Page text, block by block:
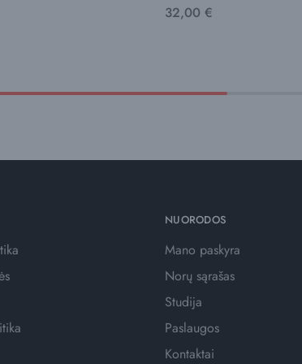
32,00 €
NUORODOS
Mano paskyra
Norų sąrašas
Studija
Paslaugos
Kontaktai